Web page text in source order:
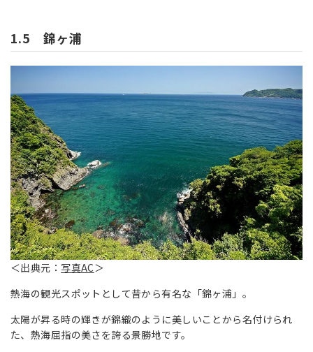
1.5 錦ヶ浦
＜出典元： 写真AC＞
熱海の観光スポットとして昔から有名な「錦ヶ浦」。
太陽が昇る時の輝きが錦織のように美しいことから名付けられ
た、熱海屈指の美さを誇る景勝地です。